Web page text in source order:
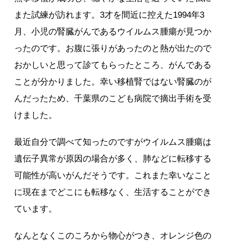
また試練が訪れます。3才を間近に控えた1994年3
月、小児の腎臓がんであるウイルムス腫瘍が見つか
ったのです。お腹に張りがあったのと熱が出たので
おかしいと思って診てもらったところ、がんである
ことが分かりました。幸い移植腎ではない腎臓のが
んだったため、千葉県のこども病院で摘出手術を受
けました。
最近自分で調べて知ったのですがウイルムス腫瘍は
遺伝子異常が原因の場合が多く、肺などに転移する
可能性が高いがんだそうです。これまた幸いなこと
に現在までどこにも転移なく、生活することができ
ています。
なんとなくこのころから物心がつき、オレンジ色の